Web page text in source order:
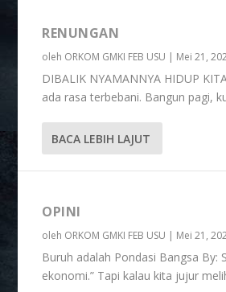
RENUNGAN
oleh ORKOM GMKI FEB USU | Mei 21,
DIBALIK NYAMANNYA HIDUP
ada rasa terbebani. Bangun pagi,
BACA LEBIH LAJUT
OPINI
oleh ORKOM GMKI FEB USU | Mei 21,
Buruh adalah Pondasi Bangsa By:
ekonomi.” Tapi kalau kita jujur